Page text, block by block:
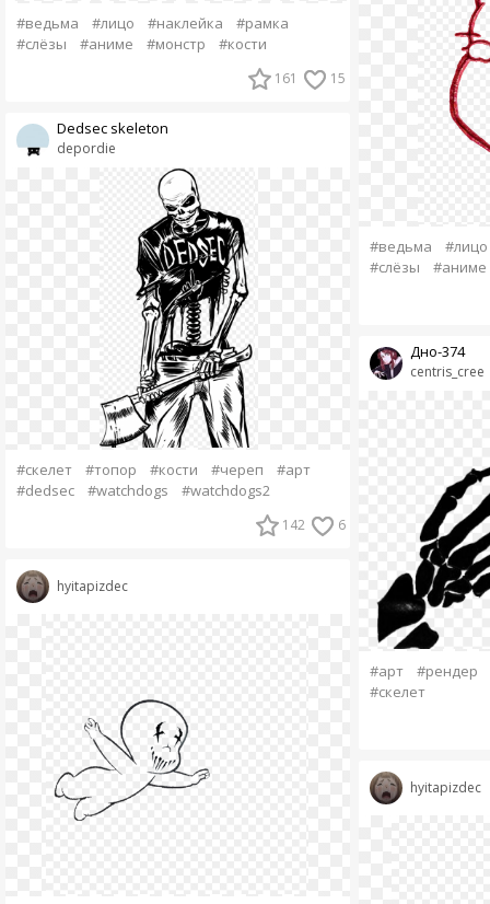
#ведьма #лицо #наклейка
#рамка
#слёзы
#аниме #монстр #кости
161 15
depordie
Dedsec skeleton
#скелет #топор #кости #череп
#арт
#dedsec
#watchdogs #watchdogs2
142 6
hyitapizdec
#ведьма
#лицо
#слёзы
#аниме
centris_cree
Дно-374
#арт
#рендер
#скелет
hyitapizdec